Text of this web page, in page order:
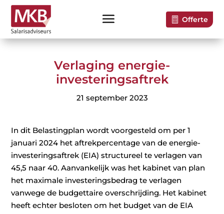
Offerte
Verlaging energie-
investeringsaftrek
21 september 2023
In dit Belastingplan wordt voorgesteld om per 1
januari 2024 het aftrekpercentage van de energie-
investeringsaftrek (EIA) structureel te verlagen van
45,5 naar 40. Aanvankelijk was het kabinet van plan
het maximale investeringsbedrag te verlagen
vanwege de budgettaire overschrijding. Het kabinet
heeft echter besloten om het budget van de EIA